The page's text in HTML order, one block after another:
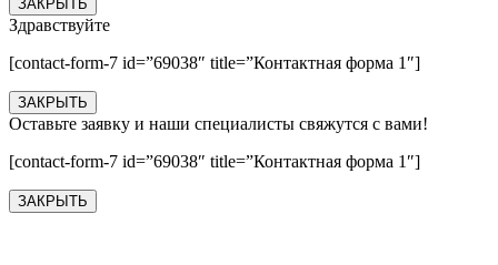
ЗАКРЫТЬ
Здравствуйте
[contact-form-7 id=”69038″ title=”Контактная форма 1″]
ЗАКРЫТЬ
Оставьте заявку и наши специалисты свяжутся с вами!
[contact-form-7 id=”69038″ title=”Контактная форма 1″]
ЗАКРЫТЬ